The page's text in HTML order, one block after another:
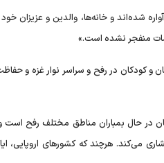
شده‌اند و خانه‌ها، والدین و عزیزان
منفجر نشده است.»
کودکان در رفح و سراسر نوار غزه و
در حال بمباران مناطق مختلف رفح است
می‌کند. هرچند که کشور‌های اروپایی،